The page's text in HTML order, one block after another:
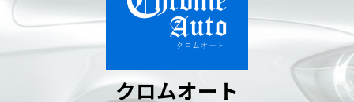
クロムオート